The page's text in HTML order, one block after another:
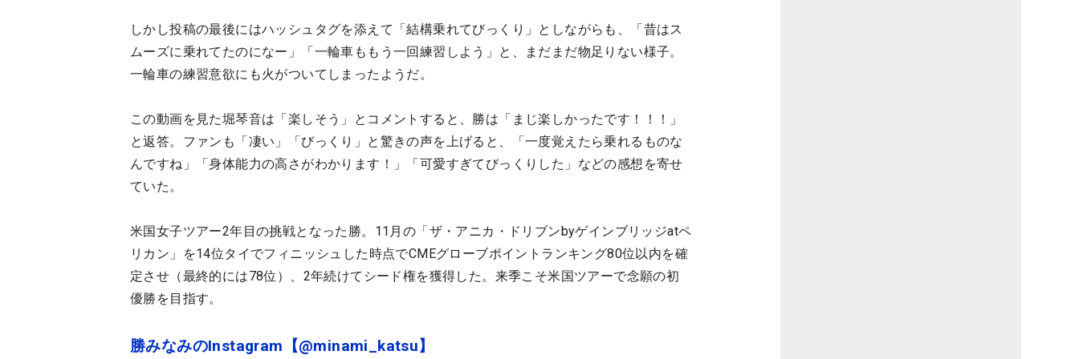
しかし投稿の最後にはハッシュタグを添えて「結構乗れてびっくり」としながらも、「昔はス
ムーズに乗れてたのになー」「一輪車ももう一回練習しよう」と、まだまだ物足りない様子。
一輪車の練習意欲にも火がついてしまったようだ。
この動画を見た堀琴音は「楽しそう」とコメントすると、勝は「まじ楽しかったです！！！」
と返答。ファンも「凄い」「びっくり」と驚きの声を上げると、「一度覚えたら乗れるものな
んですね」「身体能力の高さがわかります！」「可愛すぎてびっくりした」などの感想を寄せ
ていた。
米国女子ツアー2年目の挑戦となった勝。11月の「ザ・アニカ・ドリブンbyゲインブリッジatペ
リカン」を14位タイでフィニッシュした時点でCMEグローブポイントランキング80位以内を確
定させ（最終的には78位）、2年続けてシード権を獲得した。来季こそ米国ツアーで念願の初
優勝を目指す。
勝みなみのInstagram【@minami_katsu】